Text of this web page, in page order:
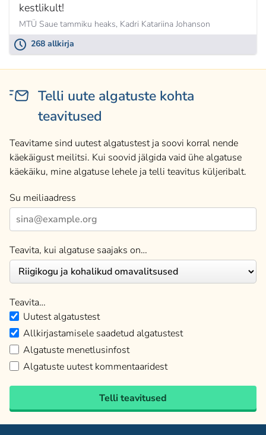
kestlikult!
MTÜ Saue tammiku heaks, Kadri Katariina Johanson
268 allkirja
Telli uute algatuste kohta
teavitused
Teavitame sind uutest algatustest ja soovi korral nende
käekäigust meilitsi. Kui soovid jälgida vaid ühe algatuse
käekäiku, mine algatuse lehele ja telli teavitus küljeribalt.
Su meiliaadress
Teavita, kui algatuse saajaks on…
Teavita…
Uutest algatustest
Allkirjastamisele saadetud algatustest
Algatuste menetlusinfost
Algatuste uutest kommentaaridest
Telli teavitused